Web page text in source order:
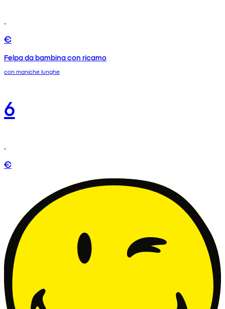
€
Felpa da bambina con ricamo
con maniche lunghe
6
€